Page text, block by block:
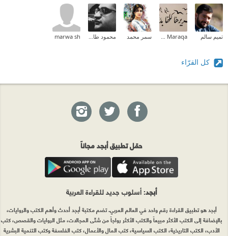
تميم سالم سمر محمد marwa sh
كل القرّاء
حمّل تطبيق أبجد مجاناً
أبجد: أسلوب جديد للقراءة العربية
أبجد هو تطبيق القراءة رقم واحد في العالم العربي. تضم مكتبة أبجد أحدث وأهم الكتب والروايات،
بالإضافة إلى الكتب الأكثر مبيعاً والكتب الأكثر رواجاً من شتّى المجالات، مثل الروايات والقصص، كتب
الأدب، الكتب التاريخية، الكتب السياسية، كتب المال والأعمال، كتب الفلسفة وكتب التنمية البشرية